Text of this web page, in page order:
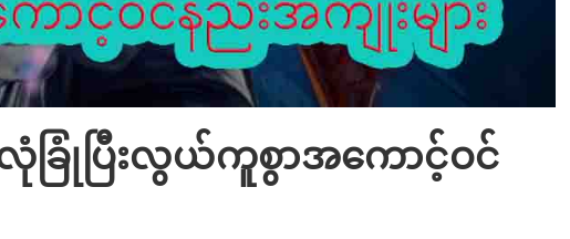
ခြုံပြီးလွယ်ကူစွာအကောင့်ဝင်